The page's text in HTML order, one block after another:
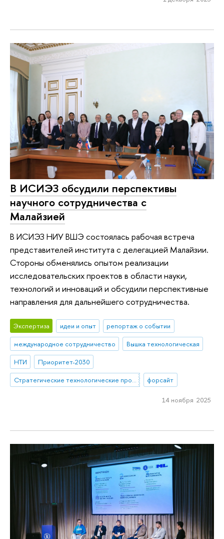
В ИСИЭЗ обсудили перспективы
научного сотрудничества с
Малайзией
В ИСИЭЗ НИУ ВШЭ состоялась рабочая встреча
представителей института с делегацией Малайзии.
Стороны обменялись опытом реализации
исследовательских проектов в области науки,
технологий и инноваций и обсудили перспективные
направления для дальнейшего сотрудничества.
Экспертиза идеи и опыт
репортаж о событии
международное сотрудничество
Вышка технологическая
НТИ
Приоритет-2030
Стратегические технологические проекты
форсайт
14 ноября 2025